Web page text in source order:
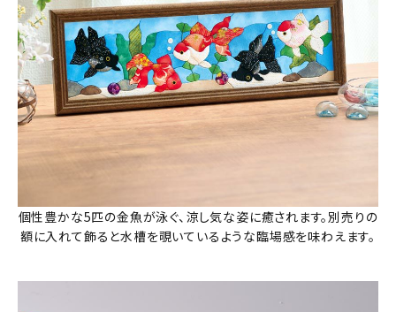
個性豊かな5匹の金魚が泳ぐ、涼し気な姿に癒されます。別売りの
額に入れて飾ると水槽を覗いているような臨場感を味わえます。